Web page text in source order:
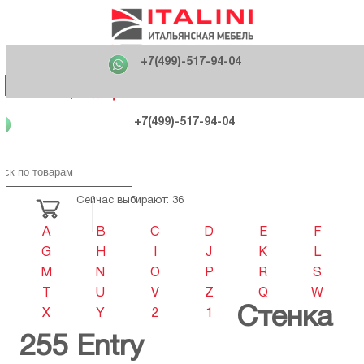
+7(499)-517-94-04
Фабрики
Распродажа
Как купить
О компании
Акция
+7(499)-517-94-04
121170 , г. Москва,
ул. Кутузовский проспект, д. 36 стр.3
+7(499)-517-94-04
Сейчас выбирают: 36
A B C D E
F
G
H J K
L
M
N O P R
S
U V Z Q
W
X
Y 2 1
Стенка
255 Entry